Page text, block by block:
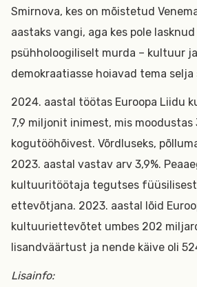
Smirnova, kes on mõistetud
aastaks vangi, aga kes pole
psühholoogiliselt murda – kultuur
demokraatiasse hoiavad tema selja
2024. aastal töötas Euroopa Liidu
7,9 miljonit inimest, mis moodustas
kogutööhõivest. Võrdluseks,
2023. aastal vastav arv 3,9%.
kultuuritöötaja tegutses
ettevõtjana. 2023. aastal lõid
kultuuriettevõtet umbes 202
lisandväärtust ja nende käive oli
Lisainfo: